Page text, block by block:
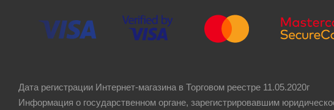
Дата регистрации Интернет-магазина в Торговом реестре 11.05.2020г
Информация о государственном органе, зарегистрировавшим